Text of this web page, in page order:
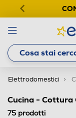
Elettrodomestici
Cucina - Cottura
75 prodotti